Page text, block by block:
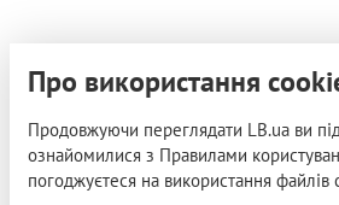
Про використання
Продовжуючи переглядати LB.ua ви
ознайомилися з Правилами
погоджуєтеся на використання файлів